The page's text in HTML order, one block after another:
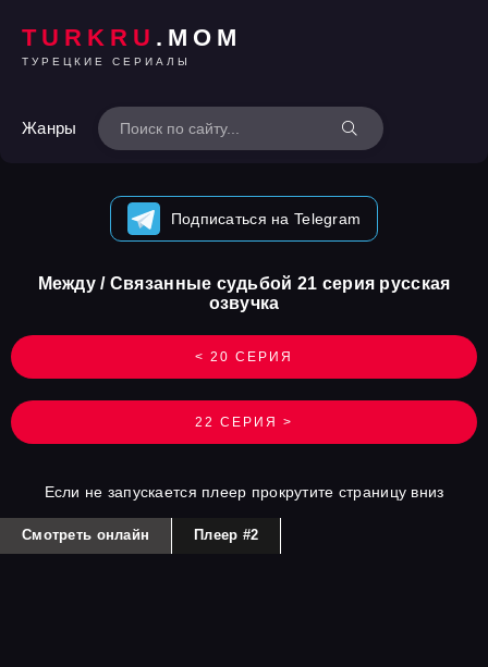
TURKRU .MOM
ТУРЕЦКИЕ СЕРИАЛЫ
Жанры
Подписаться на Telegram
< 20 СЕРИЯ
Между / Связанные судьбой 21 серия русская
озвучка
22 СЕРИЯ >
Если не запускается плеер прокрутите страницу вниз
Смотреть онлайн Плеер #2